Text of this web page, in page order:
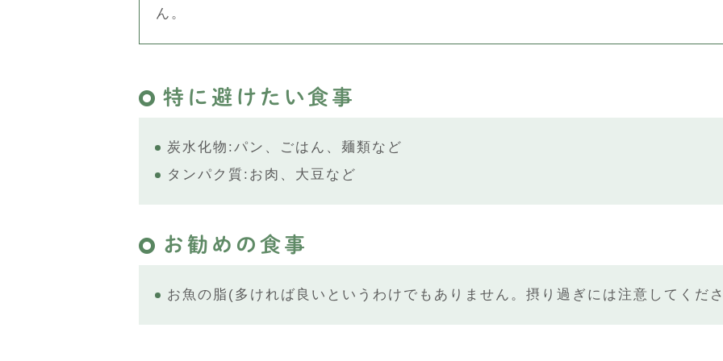
ん。
特に避けたい食事
炭水化物:パン、ごはん、麺類など
タンパク質:お肉、大豆など
お勧めの食事
お魚の脂(多ければ良いというわけでもありません。摂り過ぎには注意してくだ